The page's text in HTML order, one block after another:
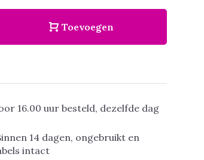
Toevoegen
16.00 uur besteld, dezelfde dag
14 dagen, ongebruikt en
intact